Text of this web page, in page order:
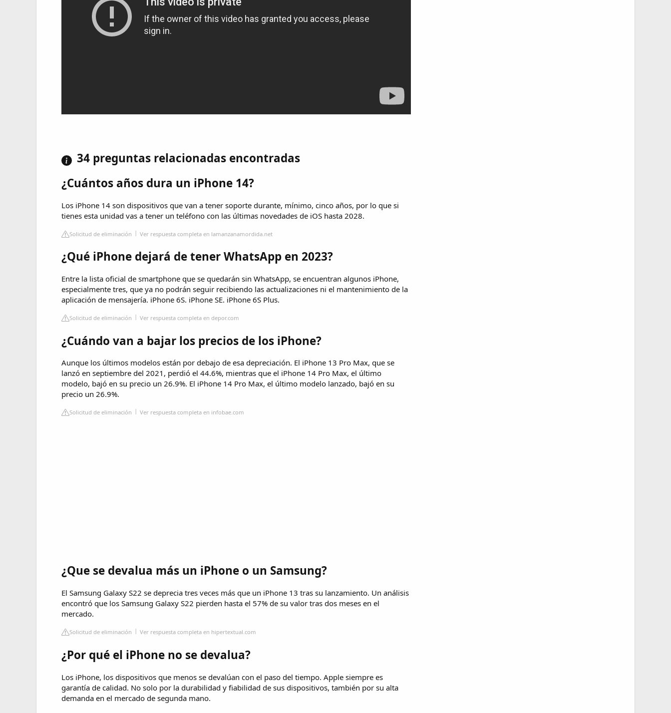
34 preguntas relacionadas encontradas
¿Cuántos años dura un iPhone 14?
Los iPhone 14 son dispositivos que van a tener soporte durante, mínimo, cinco años, por lo que si
tienes esta unidad vas a tener un teléfono con las últimas novedades de iOS hasta 2028.
Solicitud de eliminación Ver respuesta completa en lamanzanamordida.net
¿Qué iPhone dejará de tener WhatsApp en 2023?
Entre la lista oficial de smartphone que se quedarán sin WhatsApp, se encuentran algunos iPhone,
especialmente tres, que ya no podrán seguir recibiendo las actualizaciones ni el mantenimiento de la
aplicación de mensajería. iPhone 6S. iPhone SE. iPhone 6S Plus.
Solicitud de eliminación Ver respuesta completa en depor.com
¿Cuándo van a bajar los precios de los iPhone?
Aunque los últimos modelos están por debajo de esa depreciación. El iPhone 13 Pro Max, que se
lanzó en septiembre del 2021, perdió el 44.6%, mientras que el iPhone 14 Pro Max, el último
modelo, bajó en su precio un 26.9%. El iPhone 14 Pro Max, el último modelo lanzado, bajó en su
precio un 26.9%.
Solicitud de eliminación Ver respuesta completa en infobae.com
¿Que se devalua más un iPhone o un Samsung?
El Samsung Galaxy S22 se deprecia tres veces más que un iPhone 13 tras su lanzamiento. Un análisis
encontró que los Samsung Galaxy S22 pierden hasta el 57% de su valor tras dos meses en el
mercado.
Solicitud de eliminación Ver respuesta completa en hipertextual.com
¿Por qué el iPhone no se devalua?
Los iPhone, los dispositivos que menos se devalúan con el paso del tiempo. Apple siempre es
garantía de calidad. No solo por la durabilidad y fiabilidad de sus dispositivos, también por su alta
demanda en el mercado de segunda mano.